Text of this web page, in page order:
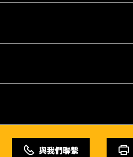
與我們聯繫